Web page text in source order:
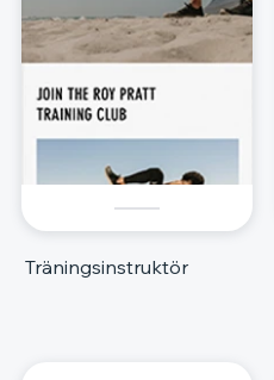
Träningsinstruktör